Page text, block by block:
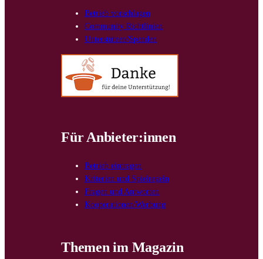
Betrieb vorschlagen
Community Richtlinien
Unterstützen/Spenden
Für Anbieter:innen
Betrieb eintragen
Kriterien und Spielregeln
Fragen und Antworten
Kooperationen/Werbung
Themen im Magazin